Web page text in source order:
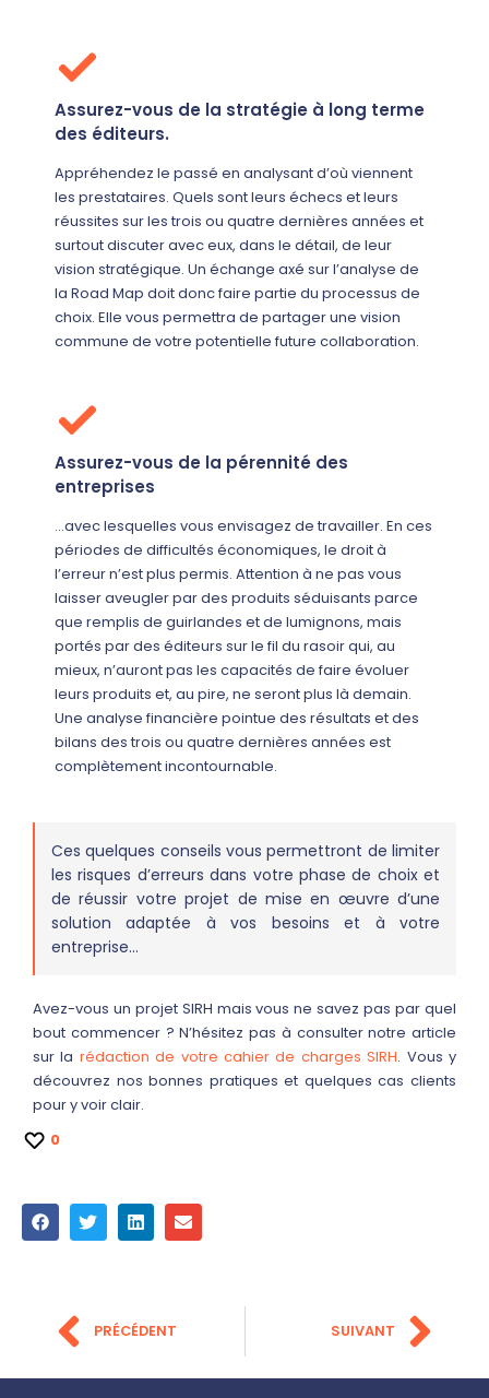
Assurez-vous de la stratégie à long terme
des éditeurs.
Appréhendez le passé en analysant d’où viennent
les prestataires. Quels sont leurs échecs et leurs
réussites sur les trois ou quatre dernières années et
surtout discuter avec eux, dans le détail, de leur
vision stratégique. Un échange axé sur l’analyse de
la Road Map doit donc faire partie du processus de
choix. Elle vous permettra de partager une vision
commune de votre potentielle future collaboration.
Assurez-vous de la pérennité des
entreprises
…avec lesquelles vous envisagez de travailler. En ces
périodes de difficultés économiques, le droit à
l’erreur n’est plus permis. Attention à ne pas vous
laisser aveugler par des produits séduisants parce
que remplis de guirlandes et de lumignons, mais
portés par des éditeurs sur le fil du rasoir qui, au
mieux, n’auront pas les capacités de faire évoluer
leurs produits et, au pire, ne seront plus là demain.
Une analyse financière pointue des résultats et des
bilans des trois ou quatre dernières années est
complètement incontournable.
Ces quelques conseils vous permettront de limiter
les risques d’erreurs dans votre phase de choix et
de réussir votre projet de mise en œuvre d’une
solution adaptée à vos besoins et à votre
entreprise…
Avez-vous un projet SIRH mais vous ne savez pas par quel
bout commencer ? N’hésitez pas à consulter notre article
sur la rédaction de votre cahier de charges SIRH. Vous y
découvrez nos bonnes pratiques et quelques cas clients
pour y voir clair.
0
PRÉCÉDENT SUIVANT